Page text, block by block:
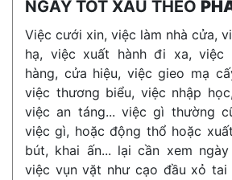
NGÀY TỐT XẤU THEO
Việc cưới xin, việc làm nhà cửa,
hạ, việc xuất hành đi xa, việc
hàng, cửa hiệu, việc gieo mạ
việc thương biểu, việc nhập
việc an táng... việc gì thường
việc gì, hoặc động thổ hoặc
bút, khai ấn... lại cần xem
việc vụn vặt như cạo đầu xỏ